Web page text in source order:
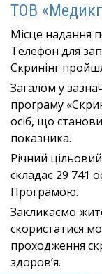
ТОВ
Місце надання
Телефон для
Скринінг
Загалом у
програму
осіб, що
показника.
Річний
складає 29 741
Програмою.
Закликаємо
скористатися
проходження
здоров’я.